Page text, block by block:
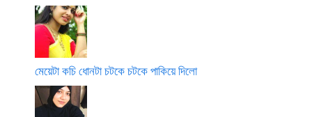
মেয়েটা কচি ধোনটা চটকে চটকে পাকিয়ে দিলো